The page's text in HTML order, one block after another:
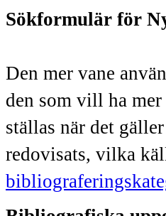
Sökformulär för
Den mer vane
den som vill ha
ställas när det
redovisats, vilka